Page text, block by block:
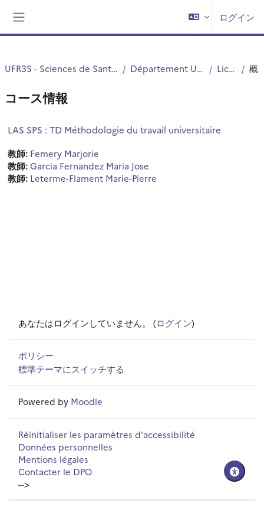
ログイン
UFR3S - Sciences de Santé et du Sport Département UFR3S - ILIS Licence 概要
コース情報
LAS SPS : TD Méthodologie du travail universitaire
教師: Femery Marjorie
教師:Garcia Fernandez Maria Jose
教師: Leterme-Flament Marie-Pierre
あなたはログインしていません。 (ログイン)
ポリシー
標準テーマにスイッチする
Powered by Moodle
Réinitialiser les paramètres d'accessibilité
Données personnelles
Mentions légales
Contacter le DPO
-->